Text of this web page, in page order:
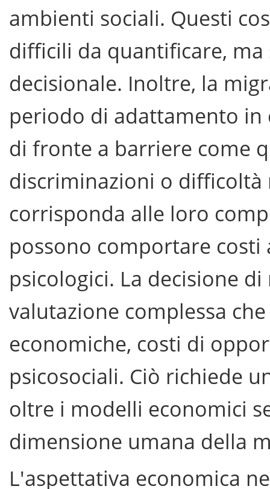
ambienti sociali. Questi
difficili da quantificare,
decisionale. Inoltre, la
periodo di adattamento
di fronte a barriere come
discriminazioni o
corrisponda alle loro
possono comportare costi
psicologici. La decisione
valutazione complessa
economiche, costi di
psicosociali. Ciò richiede
oltre i modelli economici
dimensione umana della
L'aspettativa economica